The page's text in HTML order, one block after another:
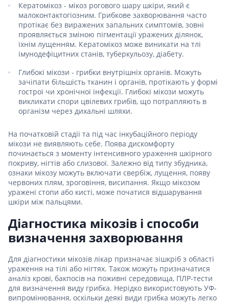
Кератомікоз - мікоз рогового шару шкіри, який є
малоконтактогіозним. Грибкове захворювання часто
протікає без виражених запальних симптомів, зовні
проявляється зміною пігментації уражених ділянок,
їхнім лущенням. Кератомікоз може виникати на тлі
імунодефіцитних станів, туберкульозу, діабету.
Глибокі мікози - грибки внутрішніх органів. Можуть
зачіпати більшість тканин і органів, протікають у формі
гострої чи хронічної інфекції. Глибокі мікози можуть
викликати спори цвілевих грибів, що потрапляють в
організм через дихальні шляхи.
На початковій стадії та під час інкубаційного періоду
мікози не виявляють себе. Поява дискомфорту
починається з моменту інтенсивного ураження шкірного
покриву, нігтів або слизової. Залежно від типу збудника,
ознаки мікозу можуть включати свербіж, лущення, появу
червоних плям, зроговіння, висипання. Якщо мікозом
уражені стопи або кисті, може початися відшарування
шкіри між пальцями.
Діагностика мікозів і способи
визначення захворювання
Для діагностики мікозів лікар призначає зішкріб з області
ураження на тілі або нігтях. Також можуть призначатися
аналіз крові, бакпосів на поживні середовища, ПЛР-тести
для визначення виду грибка. Нерідко використовують УФ-
випромінювання, оскільки деякі види грибка можуть легко